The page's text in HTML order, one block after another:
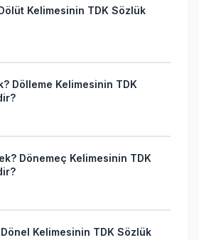
Kelimesinin TDK Sözlük
Dölleme Kelimesinin TDK
Dönemeç Kelimesinin TDK
Kelimesinin TDK Sözlük